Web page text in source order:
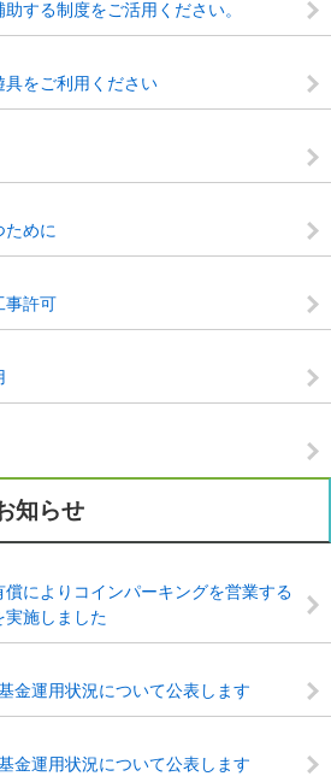
する制度をご活用ください。
をご利用ください
ために
事許可
知らせ
によりコインパーキングを営業する
実施しました
金運用状況について公表します
金運用状況について公表します